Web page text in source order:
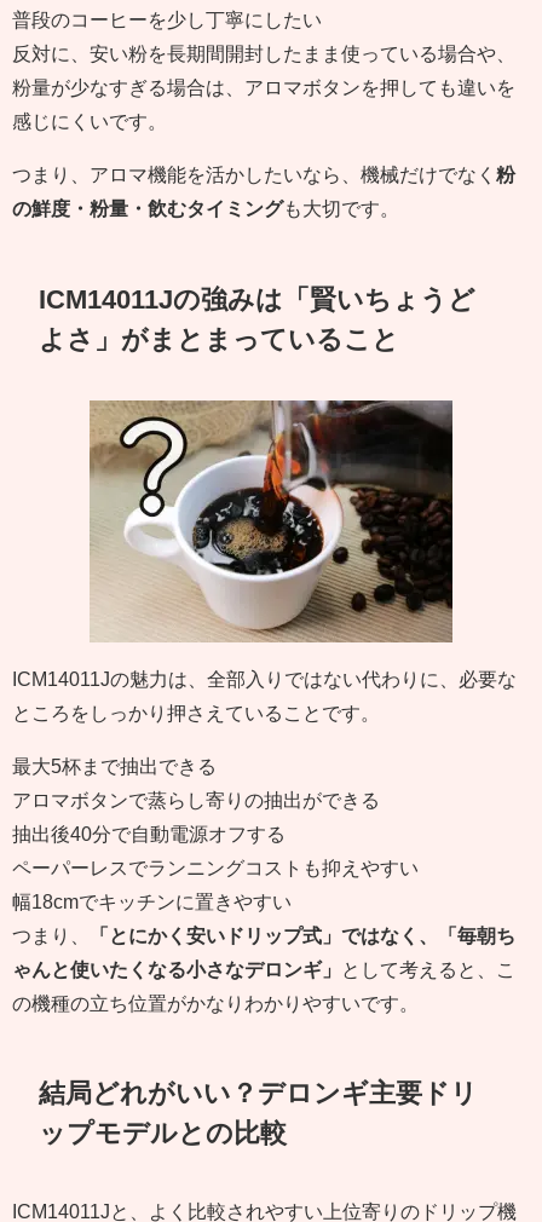
普段のコーヒーを少し丁寧にしたい
反対に、安い粉を長期間開封したまま使っている場合や、
粉量が少なすぎる場合は、アロマボタンを押しても違いを
感じにくいです。
つまり、アロマ機能を活かしたいなら、機械だけでなく 粉
の鮮度・粉量・飲むタイミングも大切です。
ICM14011Jの強みは「賢いちょうど
よさ」がまとまっていること
ICM14011Jの魅力は、全部入りではない代わりに、必要な
ところをしっかり押さえていることです。
最大5杯まで抽出できる
アロマボタンで蒸らし寄りの抽出ができる
抽出後40分で自動電源オフする
ペーパーレスでランニングコストも抑えやすい
幅18cmでキッチンに置きやすい
つまり、
「とにかく安いドリップ式」ではなく、「毎朝ち
ゃんと使いたくなる小さなデロンギ」
として考えると、こ
の機種の立ち位置がかなりわかりやすいです。
結局どれがいい？デロンギ主要ドリ
ップモデルとの比較
ICM14011Jと、よく比較されやすい上位寄りのドリップ機